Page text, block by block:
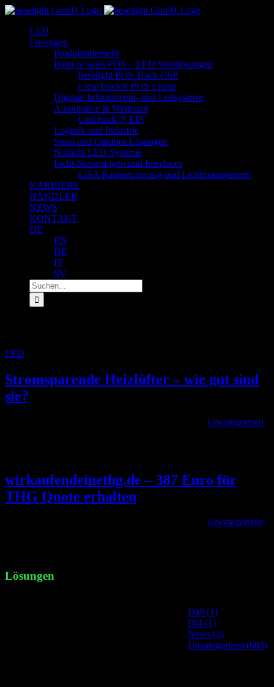
Zum
springenLED
Lösungen
Produktübersicht
Point of sales POS – LED Shoplösungen
lieselight POS Track CSP
LieseTrack® POS Linear
Digitale Infotainment- und Leitsysteme
Automotive & Werkstatt
UniQuick™ EIP
Logistik und Industrie
Sport und Outdoor Lösungen
Notlicht LED Systeme
Licht-Steuerungen und Interfaces
LiSA Raumsteuerung und Lichtmanagement
KARRIERE
HÄNDLER
NEWS
KONTAKT
DE
EN
DE
IT
SV
Suche
nach:
LED
Stromsparende Heizlüfter – wie gut sind
sie?
Uncategorized
wirkaufendeinethg.de – 387 Euro für
THG Quote erhalten
Uncategorized
Dali (1)
Di4 (1)
News (2)
Uncategorized (683)
Lösungen